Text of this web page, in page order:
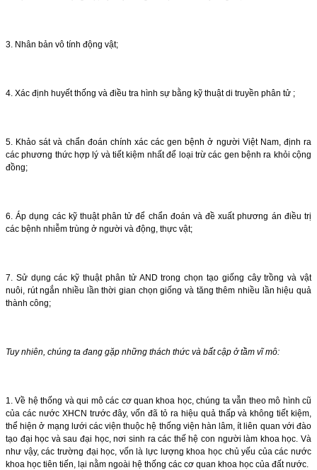
3. Nhân bản vô tính động vật;
4. Xác định huyết thống và điều tra hình sự bằng kỹ thuật di truyền phân tử ;
5. Khảo sát và chẩn đoán chính xác các gen bệnh ở người Việt Nam, định ra
các phương thức hợp lý và tiết kiệm nhất để loại trừ các gen bệnh ra khỏi cộng
đồng;
6. Áp dụng các kỹ thuật phân tử để chẩn đoán và đề xuất phương án điều trị
các bệnh nhiễm trùng ở người và động, thực vật;
7. Sử dụng các kỹ thuật phân tử AND trong chọn tạo giống cây trồng và vật
nuôi, rút ngắn nhiều lần thời gian chọn giống và tăng thêm nhiều lần hiệu quả
thành công;
Tuy nhiên, chúng ta đang gặp những thách thức và bất cập ở tầm vĩ mô:
1. Về hệ thống và qui mô các cơ quan khoa học, chúng ta vẫn theo mô hình cũ
của các nước XHCN trước đây, vốn đã tỏ ra hiệu quả thấp và không tiết kiệm,
thể hiện ở mạng lưới các viện thuộc hệ thống viện hàn lâm, ít liên quan với đào
tạo đại học và sau đại học, nơi sinh ra các thế hệ con người làm khoa học. Và
như vậy, các trường đại học, vốn là lực lượng khoa học chủ yếu của các nước
khoa học tiên tiến, lại nằm ngoài hệ thống các cơ quan khoa học của đất nước.